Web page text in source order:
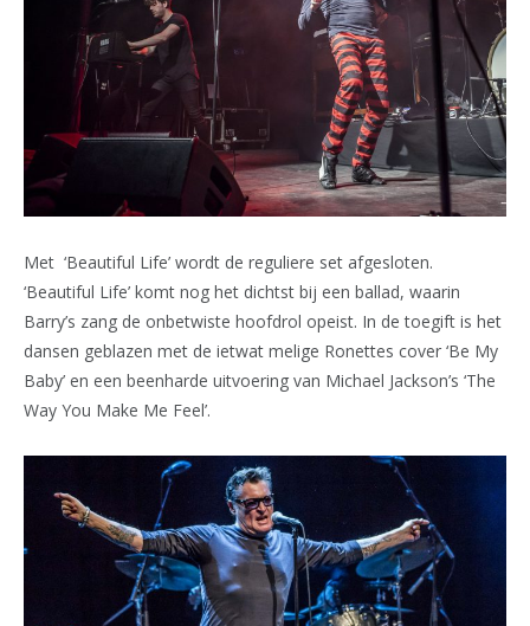
Met ‘Beautiful Life’ wordt de reguliere set afgesloten.
‘Beautiful Life’ komt nog het dichtst bij een ballad, waarin
Barry’s zang de onbetwiste hoofdrol opeist. In de toegift is het
dansen geblazen met de ietwat melige Ronettes cover ‘Be My
Baby’ en een beenharde uitvoering van Michael Jackson’s ‘The
Way You Make Me Feel’.